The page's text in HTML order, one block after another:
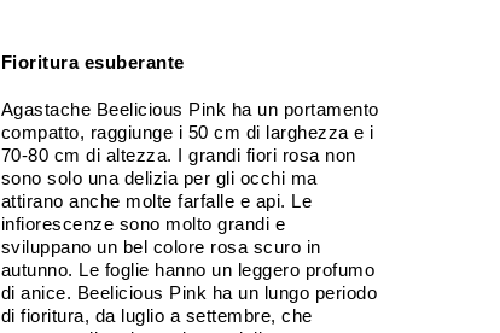
Fioritura esuberante
Agastache Beelicious Pink ha un portamento
compatto, raggiunge i 50 cm di larghezza e i
70-80 cm di altezza. I grandi fiori rosa non
sono solo una delizia per gli occhi ma
attirano anche molte farfalle e api. Le
infiorescenze sono molto grandi e
sviluppano un bel colore rosa scuro in
autunno. Le foglie hanno un leggero profumo
di anice. Beelicious Pink ha un lungo periodo
di fioritura, da luglio a settembre, che